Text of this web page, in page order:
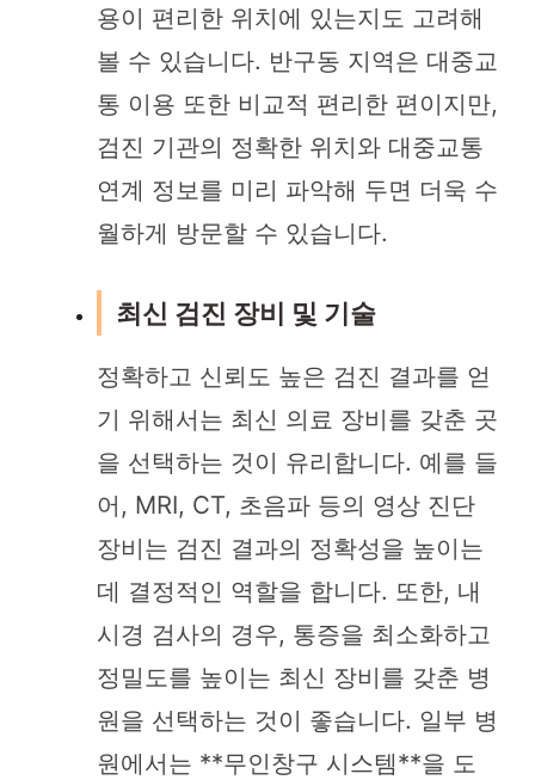
용이 편리한 위치에 있는지도 고려해
볼 수 있습니다. 반구동 지역은 대중교
통 이용 또한 비교적 편리한 편이지만,
검진 기관의 정확한 위치와 대중교통
연계 정보를 미리 파악해 두면 더욱 수
월하게 방문할 수 있습니다.
최신 검진 장비 및 기술
정확하고 신뢰도 높은 검진 결과를 얻
기 위해서는 최신 의료 장비를 갖춘 곳
을 선택하는 것이 유리합니다. 예를 들
어, MRI, CT, 초음파 등의 영상 진단
장비는 검진 결과의 정확성을 높이는
데 결정적인 역할을 합니다. 또한, 내
시경 검사의 경우, 통증을 최소화하고
정밀도를 높이는 최신 장비를 갖춘 병
원을 선택하는 것이 좋습니다. 일부 병
원에서는 **무인창구 시스템**을 도